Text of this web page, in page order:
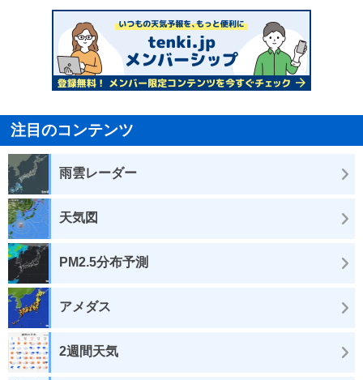
注目のコンテンツ
雨雲レーダー
天気図
PM2.5分布予測
アメダス
2週間天気